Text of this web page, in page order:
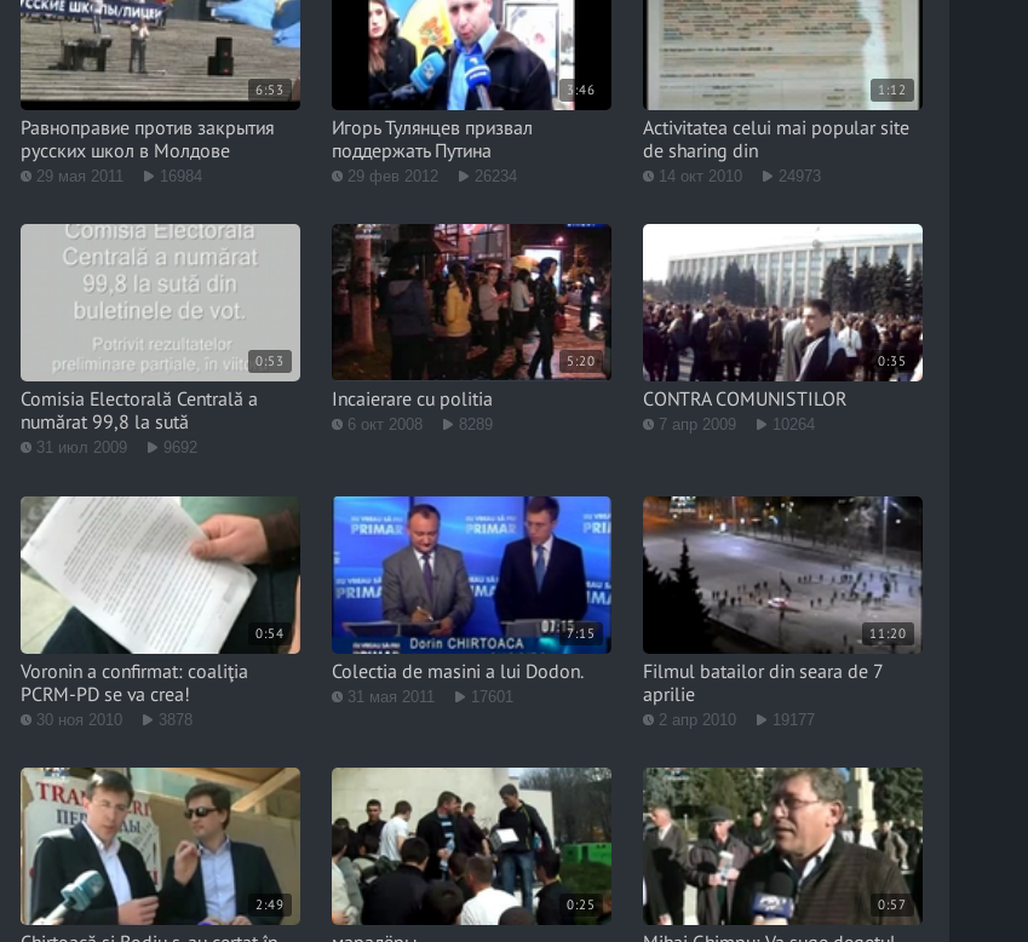
6:53
Равноправие против закрытия
русских школ в Молдове
29 мая 2011 16984
3:46
Игорь Тулянцев призвал
поддержать Путина
29 фев 2012 26234
1:12
Activitatea celui mai popular site
de sharing din
14 окт 2010 24973
0:53
Comisia Electorală Centrală a
numărat 99,8 la sută
31 июл 2009 9692
5:20
Incaierare cu politia
6 окт 2008 8289
0:35
CONTRA COMUNISTILOR
7 апр 2009 10264
0:54
Voronin a confirmat: coaliţia
PCRM-PD se va crea!
30 ноя 2010 3878
7:15
Colectia de masini a lui Dodon.
31 мая 2011 17601
11:20
Filmul batailor din seara de 7
aprilie
2 апр 2010 19177
2:49 0:25 0:57